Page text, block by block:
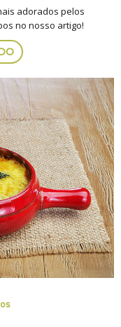
adorados pelos
no nosso artigo!